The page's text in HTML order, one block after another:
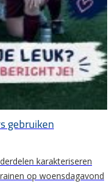
gebruiken
karakteriseren
op woensdagavond